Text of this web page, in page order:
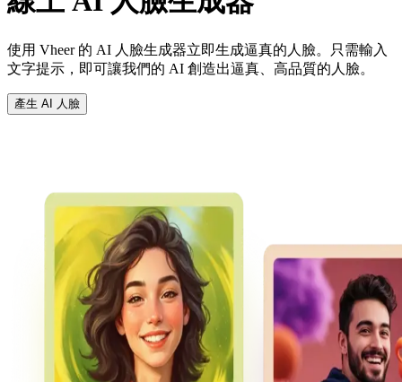
使用 Vheer 的 AI 人臉生成器立即生成逼真的人臉。只需輸入
文字提示，即可讓我們的 AI 創造出逼真、高品質的人臉。
產生 AI 人臉